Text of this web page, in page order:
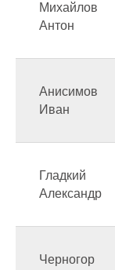
Михайлов
Антон
Анисимов
Иван
Гладкий
Александр
Черногор